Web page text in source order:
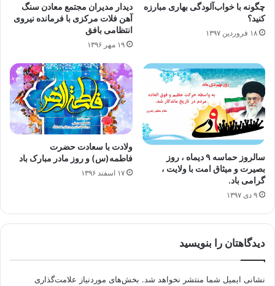
چگونه با خواب‌آلودگی بهاری مبارزه
کنید؟
۱۸ فروردین ۱۳۹۷
دیدار مدیران مجتمع معادن سنگ
آهن فلات مرکزی با فرمانده نیروی
انتظامی بافق
۱۹ مهر ۱۳۹۶
سالروز حماسه ۹ دیماه ، روز
بصیرت و میثاق امت با ولایت ،
گرامی باد.
۹ دی ۱۳۹۷
ولادت با سعادت حضرت
فاطمه(س) و روز مادر مبارک باد
۱۷ اسفند ۱۳۹۶
دیدگاهتان را بنویسید
نشانی ایمیل شما منتشر نخواهد شد. بخش‌های موردنیاز علامت‌گذاری